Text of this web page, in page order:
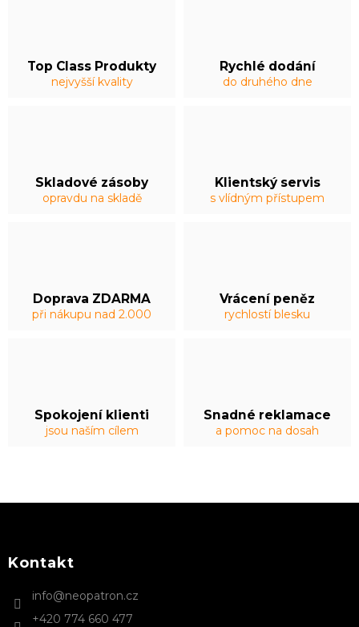
Top Class Produkty
nejvyšší kvality
Rychlé dodání
do druhého dne
Skladové zásoby
opravdu na skladě
Klientský servis
s vlídným přístupem
Doprava ZDARMA
při nákupu nad 2.000
Vrácení peněz
rychlostí blesku
Spokojení klienti
jsou naším cílem
Snadné reklamace
a pomoc na dosah
aKontakt
info@neopatron.cz
+420 774 660 477